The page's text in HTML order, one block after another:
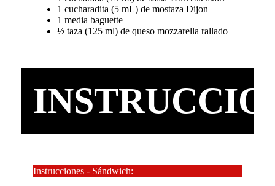
1 cucharadita (5 mL) de mostaza Dijon
1 media baguette
½ taza (125 ml) de queso mozzarella rallado
Instrucciones - Sándwich: